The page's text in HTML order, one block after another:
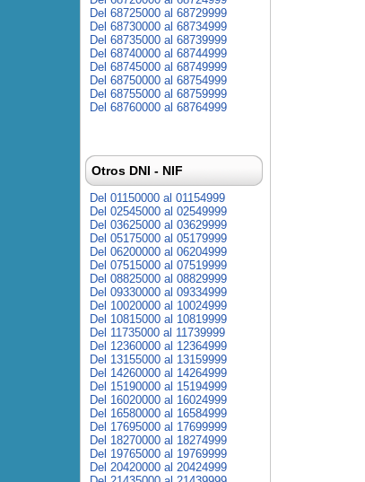
Del 68725000 al 68729999
Del 68730000 al 68734999
Del 68735000 al 68739999
Del 68740000 al 68744999
Del 68745000 al 68749999
Del 68750000 al 68754999
Del 68755000 al 68759999
Del 68760000 al 68764999
Otros DNI - NIF
Del 01150000 al 01154999
Del 02545000 al 02549999
Del 03625000 al 03629999
Del 05175000 al 05179999
Del 06200000 al 06204999
Del 07515000 al 07519999
Del 08825000 al 08829999
Del 09330000 al 09334999
Del 10020000 al 10024999
Del 10815000 al 10819999
Del 11735000 al 11739999
Del 12360000 al 12364999
Del 13155000 al 13159999
Del 14260000 al 14264999
Del 15190000 al 15194999
Del 16020000 al 16024999
Del 16580000 al 16584999
Del 17695000 al 17699999
Del 18270000 al 18274999
Del 19765000 al 19769999
Del 20420000 al 20424999